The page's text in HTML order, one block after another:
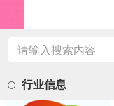
行业信息